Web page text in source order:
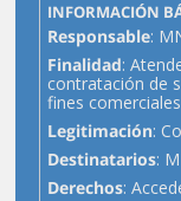
INFORMACIÓN
Responsable:
Finalidad:
contratación de
fines comerciales
Legitimación:
Destinatarios:
Derechos: